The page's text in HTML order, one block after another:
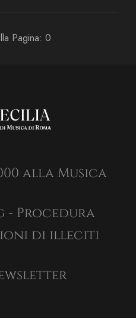
Pagina: 0
alla Musica
- Procedura
di illeciti